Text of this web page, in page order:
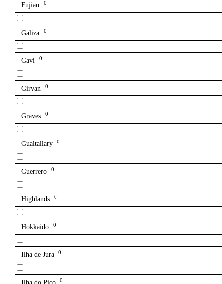
Fujian 0
Galiza 0
Gavi 0
Girvan 0
Graves 0
Gualtallary 0
Guerrero 0
Highlands 0
Hokkaido 0
Ilha de Jura 0
Ilha do Pico 0